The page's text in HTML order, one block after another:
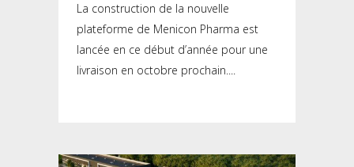
La construction de la nouvelle
plateforme de Menicon Pharma est
lancée en ce début d’année pour une
livraison en octobre prochain....